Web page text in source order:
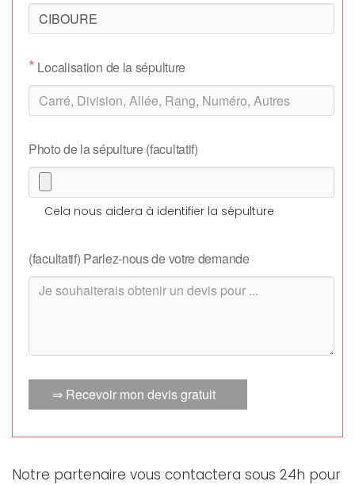
* Localisation de la sépulture
Photo de la sépulture (facultatif)
Cela nous aidera à identifier la sépulture
(facultatif) Parlez-nous de votre demande
⇒ Recevoir mon devis gratuit
Notre partenaire vous contactera sous 24h pour